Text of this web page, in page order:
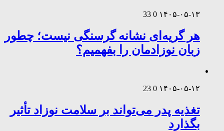
۱۴۰۵-۰۵-۱۳ 0
33
هر گریه‌ای نشانه گرسنگی نیست؛ چطور
زبان نوزادمان را بفهمیم؟
۱۴۰۵-۰۵-۱۲ 0
23
تغذیه پدر می‌تواند بر سلامت نوزاد تأثیر
بگذارد